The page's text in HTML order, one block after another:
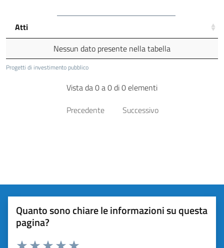
Progetti di investimento pubblico
Atti
Nessun dato presente nella tabella
Vista da 0 a 0 di 0 elementi
Precedente
Successivo
Quanto sono chiare le informazioni su questa
pagina?
Valuta da 1 a 5 stelle la pagina